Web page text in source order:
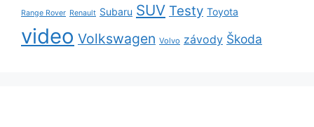
Range Rover Renault Subaru SUV Testy Toyota
video Volkswagen Volvo závody Škoda